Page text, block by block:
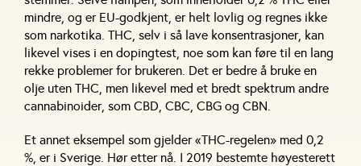
mindre, og er EU-godkjent, er helt lovlig og regnes ikke
som narkotika. THC, selv i så lave konsentrasjoner, kan
likevel vises i en dopingtest, noe som kan føre til en lang
rekke problemer for brukeren. Det er bedre å bruke en
olje uten THC, men likevel med et bredt spektrum andre
cannabinoider, som CBD, CBC, CBG og CBN.
Et annet eksempel som gjelder «THC-regelen» med 0,2
%, er i Sverige. Hør etter nå. I 2019 bestemte høyesterett